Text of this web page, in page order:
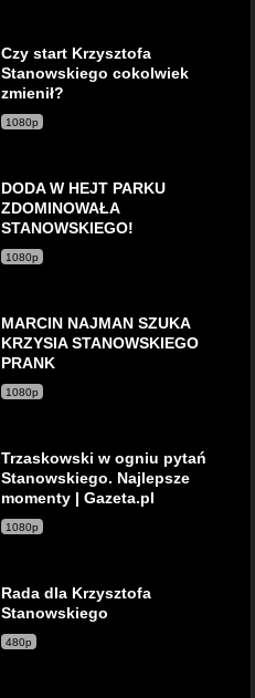
Czy start Krzysztofa
Stanowskiego cokolwiek
zmienił?
1080p
DODA W HEJT PARKU
ZDOMINOWAŁA
STANOWSKIEGO!
1080p
MARCIN NAJMAN SZUKA
KRZYSIA STANOWSKIEGO
PRANK
1080p
Trzaskowski w ogniu pytań
Stanowskiego. Najlepsze
momenty | Gazeta.pl
1080p
Rada dla Krzysztofa
Stanowskiego
480p